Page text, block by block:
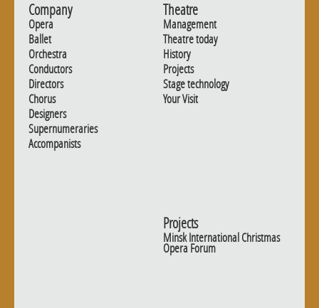
Company
Opera
Ballet
Orchestra
Conductors
Directors
Chorus
Designers
Supernumeraries
Accompanists
Theatre
Management
Theatre today
History
Projects
Stage technology
Your Visit
Projects
Minsk International Christmas
Opera Forum